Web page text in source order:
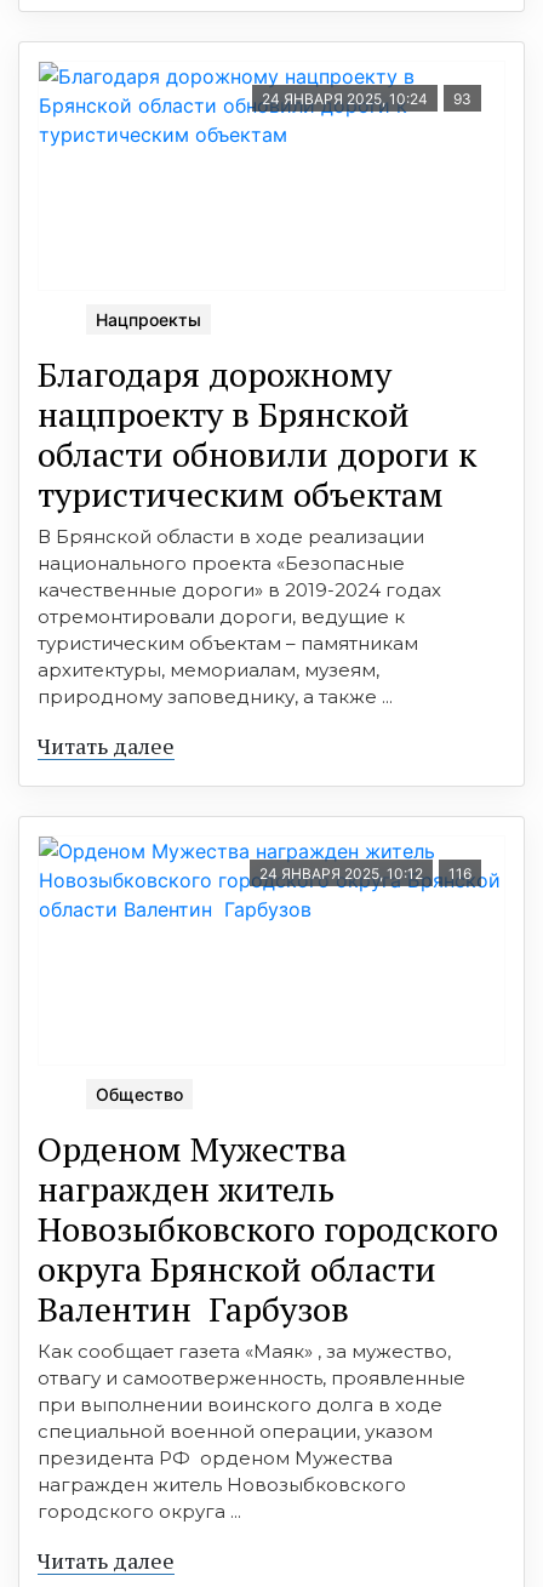
24 ЯНВАРЯ 2025, 10:24 93
Нацпроекты
Благодаря дорожному
нацпроекту в Брянской
области обновили дороги к
туристическим объектам
В Брянской области в ходе реализации
национального проекта «Безопасные
качественные дороги» в 2019-2024 годах
отремонтировали дороги, ведущие к
туристическим объектам – памятникам
архитектуры, мемориалам, музеям,
природному заповеднику, а также ...
Читать далее
24 ЯНВАРЯ 2025, 10:12 116
Общество
Орденом Мужества
награжден житель
Новозыбковского городского
округа Брянской области
Валентин Гарбузов
Как сообщает газета «Маяк» , за мужество,
отвагу и самоотверженность, проявленные
при выполнении воинского долга в ходе
специальной военной операции, указом
президента РФ орденом Мужества
награжден житель Новозыбковского
городского округа ...
Читать далее